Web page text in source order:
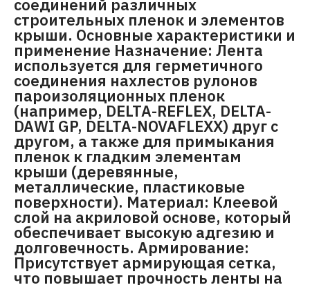
соединений различных
строительных пленок и элементов
крыши. Основные характеристики и
применение Назначение: Лента
используется для герметичного
соединения нахлестов рулонов
пароизоляционных пленок
(например, DELTA-REFLEX, DELTA-
DAWI GP, DELTA-NOVAFLEXX) друг с
другом, а также для примыкания
пленок к гладким элементам
крыши (деревянные,
металлические, пластиковые
поверхности). Материал: Клеевой
слой на акриловой основе, который
обеспечивает высокую адгезию и
долговечность. Армирование:
Присутствует армирующая сетка,
что повышает прочность ленты на